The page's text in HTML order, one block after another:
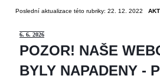
Poslední aktualizace této rubriky: 22. 12. 2022
6. 6. 2026
POZOR! NAŠE
BYLY NAPADENY -